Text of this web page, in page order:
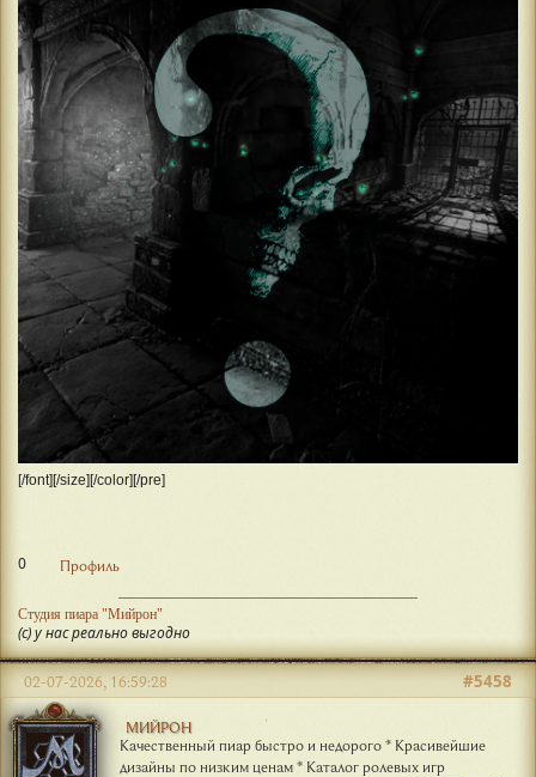
[/font][/size][/color][/pre]
0 Профиль
Студия пиара "Мийрон"
(с) у нас реально выгодно
МИЙРОН
Качественный пиар быстро и недорого * Красивейшие
дизайны по низким ценам * Каталог ролевых игр
#5458
02-07-2026, 16:59:28